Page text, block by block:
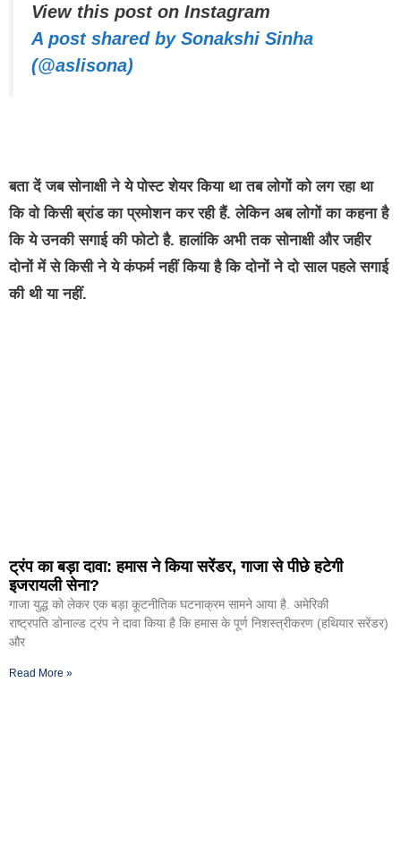
View this post on Instagram
A post shared by Sonakshi Sinha
(@aslisona)
बता दें जब सोनाक्षी ने ये पोस्ट शेयर किया था तब लोगों को लग रहा था
कि वो किसी ब्रांड का प्रमोशन कर रही हैं. लेकिन अब लोगों का कहना है
कि ये उनकी सगाई की फोटो है. हालांकि अभी तक सोनाक्षी और जहीर
दोनों में से किसी ने ये कंफर्म नहीं किया है कि दोनों ने दो साल पहले सगाई
की थी या नहीं.
ट्रंप का बड़ा दावा: हमास ने किया सरेंडर, गाजा से पीछे हटेगी
इजरायली सेना?
गाजा युद्ध को लेकर एक बड़ा कूटनीतिक घटनाक्रम सामने आया है. अमेरिकी
राष्ट्रपति डोनाल्ड ट्रंप ने दावा किया है कि हमास के पूर्ण निशस्त्रीकरण (हथियार सरेंडर)
और
Read More »